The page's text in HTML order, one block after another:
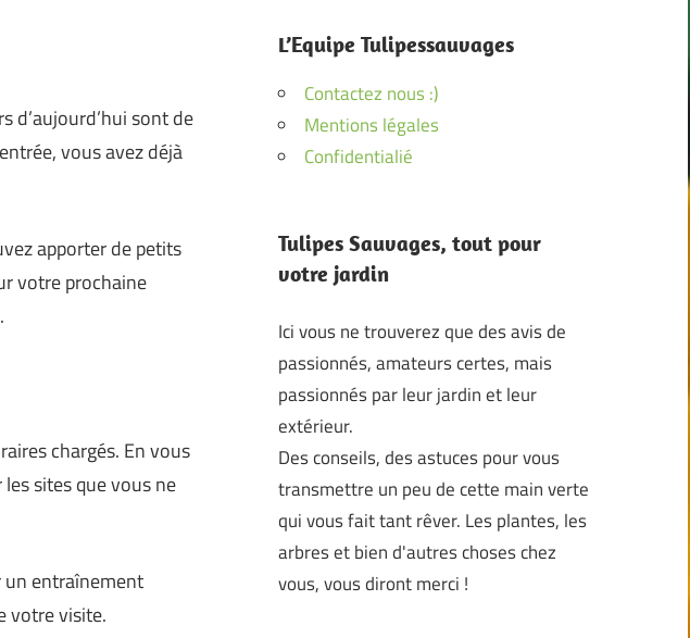
d’aujourd’hui sont de
vous avez déjà
apporter de petits
votre prochaine
chargés. En vous
sites que vous ne
un entraînement
votre visite.
L’Equipe Tulipessauvages
Contactez nous :)
Mentions légales
Confidentialié
Tulipes Sauvages, tout pour
votre jardin
Ici vous ne trouverez que des avis de
passionnés, amateurs certes, mais
passionnés par leur jardin et leur
extérieur.
Des conseils, des astuces pour vous
transmettre un peu de cette main verte
qui vous fait tant rêver. Les plantes, les
arbres et bien d'autres choses chez
vous, vous diront merci !